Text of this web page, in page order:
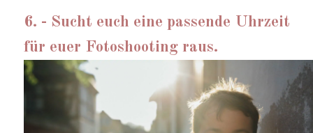
6. - Sucht euch eine passende Uhrzeit
für euer Fotoshooting raus.